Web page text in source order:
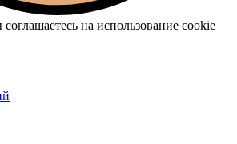
на использование cookie